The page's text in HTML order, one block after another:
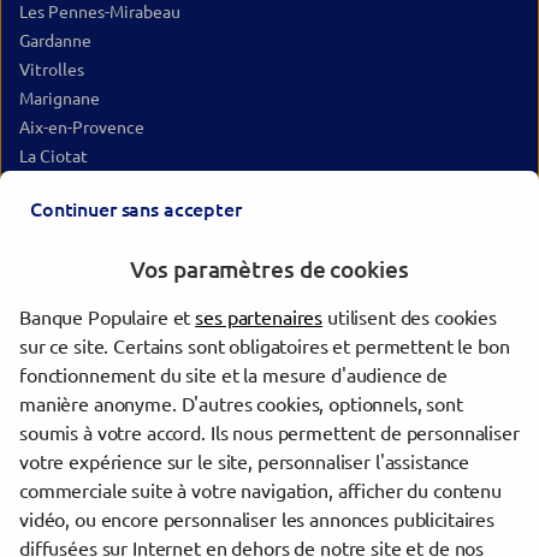
Les Pennes-Mirabeau
Gardanne
Vitrolles
Marignane
Aix-en-Provence
La Ciotat
Pertuis
Toulon
Istres
Salon-de-Provence
La Valette-du-Var
Trouver une agence Banque Populaire
Bouches-du-Rhône
Marseille 13e Arrondissement
Continuer sans accepter
Vos paramètres de cookies
Banque Populaire etses partenaires utilisent des cookies
sur ce site. Certains sont obligatoires et permettent le bon
fonctionnement du site et la mesure d'audience de
manière anonyme. D'autres cookies, optionnels, sont
soumis à votre accord. Ils nous permettent de personnaliser
votre expérience sur le site, personnaliser l'assistance
commerciale suite à votre navigation, afficher du contenu
vidéo, ou encore personnaliser les annonces publicitaires
diffusées sur Internet en dehors de notre site et de nos